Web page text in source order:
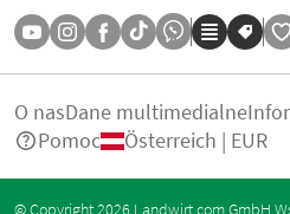
O nasDane multimedialne
Pomoc
Österreich | EUR
© Copyright 2026 Landwirt.com GmbH